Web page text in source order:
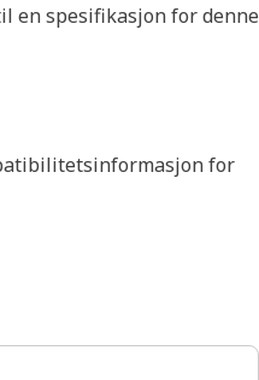
en spesifikasjon for denne
for